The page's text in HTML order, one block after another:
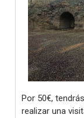
Por 50€,
realizar una